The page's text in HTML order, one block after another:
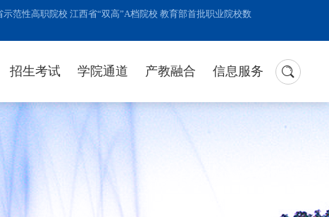
范性高职院校 江西省“双高”A档院校 教育部首批职业院校数
招生考试 学院通道 产教融合 信息服务